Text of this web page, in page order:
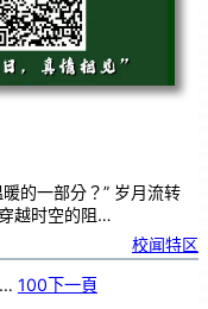
的一部分？” 岁月流转
越时空的阻…
校闻特区
… 100下一頁